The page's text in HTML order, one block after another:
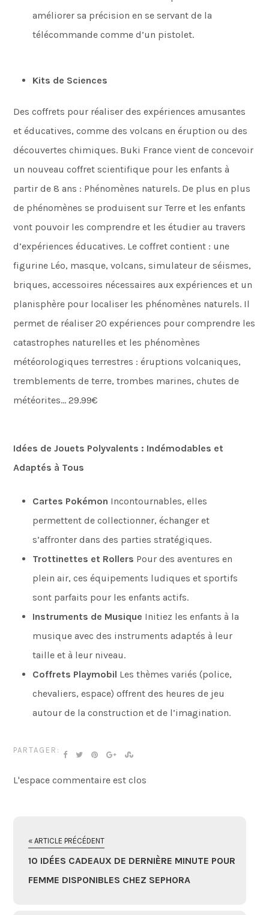
améliorer sa précision en se servant de la
télécommande comme d’un pistolet.
Kits de Sciences
Des coffrets pour réaliser des expériences amusantes
et éducatives, comme des volcans en éruption ou des
découvertes chimiques. Buki France vient de concevoir
un nouveau coffret scientifique pour les enfants à
partir de 8 ans : Phénomènes naturels. De plus en plus
de phénomènes se produisent sur Terre et les enfants
vont pouvoir les comprendre et les étudier au travers
d’expériences éducatives. Le coffret contient : une
figurine Léo, masque, volcans, simulateur de séismes,
briques, accessoires nécessaires aux expériences et un
planisphère pour localiser les phénomènes naturels. Il
permet de réaliser 20 expériences pour comprendre les
catastrophes naturelles et les phénomènes
météorologiques terrestres : éruptions volcaniques,
tremblements de terre, trombes marines, chutes de
météorites… 29.99€
Idées de Jouets Polyvalents : Indémodables et
Adaptés à Tous
Cartes Pokémon Incontournables, elles
permettent de collectionner, échanger et
s’affronter dans des parties stratégiques.
Trottinettes et Rollers Pour des aventures en
plein air, ces équipements ludiques et sportifs
sont parfaits pour les enfants actifs.
Instruments de Musique Initiez les enfants à la
musique avec des instruments adaptés à leur
taille et à leur niveau.
Coffrets Playmobil Les thèmes variés (police,
chevaliers, espace) offrent des heures de jeu
autour de la construction et de l’imagination.
PARTAGER:
L'espace commentaire est clos
« ARTICLE PRÉCÉDENT
10 IDÉES CADEAUX DE DERNIÈRE MINUTE POUR
FEMME DISPONIBLES CHEZ SEPHORA